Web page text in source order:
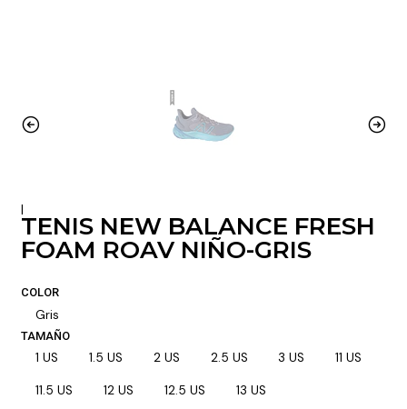
|
TENIS NEW BALANCE FRESH
FOAM ROAV NIÑO-GRIS
COLOR
Gris
TAMAÑO
1 US 1.5 US 2 US 2.5 US 3 US 11 US
11.5 US 12 US 12.5 US 13 US